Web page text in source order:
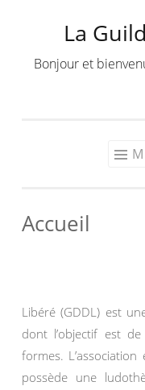
contenu
La
Bonjour et
Accueil
Libéré (GDDL) est
dont l’objectif est
formes.
possède une